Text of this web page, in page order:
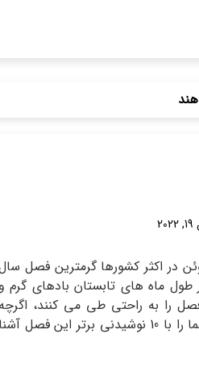
در اکثر کشورها گرمترین فصل
ماه های تابستان بادهای گرم و
را به راحتی طی می کنند، اگرچه
مسافرانی که از این کشور بازدید می کنند زیاد از این هوا راضی نیستند. در این مقاله شما را با 10 نوشیدنی برتر این فصل آشنا